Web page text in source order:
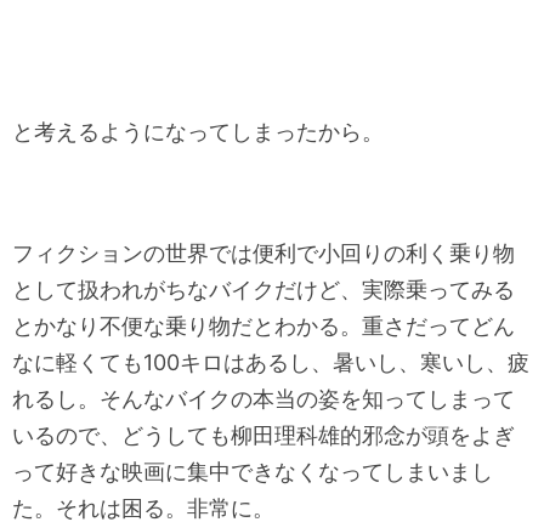
と考えるようになってしまったから。
フィクションの世界では便利で小回りの利く乗り物
として扱われがちなバイクだけど、実際乗ってみる
とかなり不便な乗り物だとわかる。重さだってどん
なに軽くても100キロはあるし、暑いし、寒いし、疲
れるし。そんなバイクの本当の姿を知ってしまって
いるので、どうしても柳田理科雄的邪念が頭をよぎ
って好きな映画に集中できなくなってしまいまし
た。それは困る。非常に。